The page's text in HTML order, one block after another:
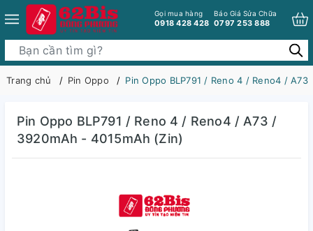
Gọi mua hàng
0918 428 428
Báo Giá Sửa Chữa
0797 253 888
Trang chủ Pin Oppo Pin Oppo BLP791 / Reno 4 / Reno4 /
Pin Oppo BLP791 / Reno 4 / Reno4 / A73 /
3920mAh - 4015mAh (Zin)